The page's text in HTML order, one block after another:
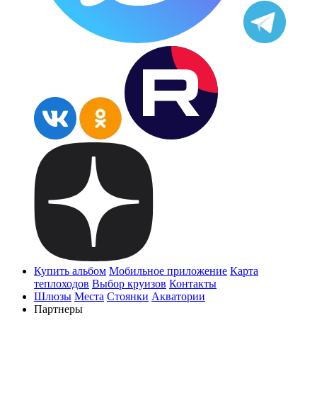
Купить альбом Мобильное приложение Карта
теплоходов Выбор круизов Контакты
Шлюзы Места Стоянки Акватории
Партнеры